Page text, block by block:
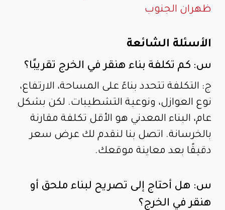
ظهران الجنوب
الأسئلة الشائعة
س: كم تكلفة بناء هنقر في الخرج تقريبًا؟
ج: التكلفة تتحدد بناءً على المساحة، الارتفاع،
نوع العوازل، ونوعية التشطيبات. لكن بشكل
عام، البناء المعدني هو الأقل تكلفة مقارنة
بالخرسانة. اتصل بنا لنقدم لك عرض سعر
دقيقًا بعد معاينة موقعك.
س: هل أحتاج إلى تصريح لبناء ملحق أو
هنقر في الخرج؟